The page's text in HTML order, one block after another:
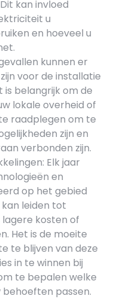
kan invloed
u
en hoeveel u
kunnen er
voor de installatie
is belangrijk om de
lokale overheid of
raadplegen om te
zijn en
verbonden zijn.
Elk jaar
en
op het gebied
leiden tot
kosten of
Het is de moeite
te blijven van deze
in te winnen bij
te bepalen welke
passen.